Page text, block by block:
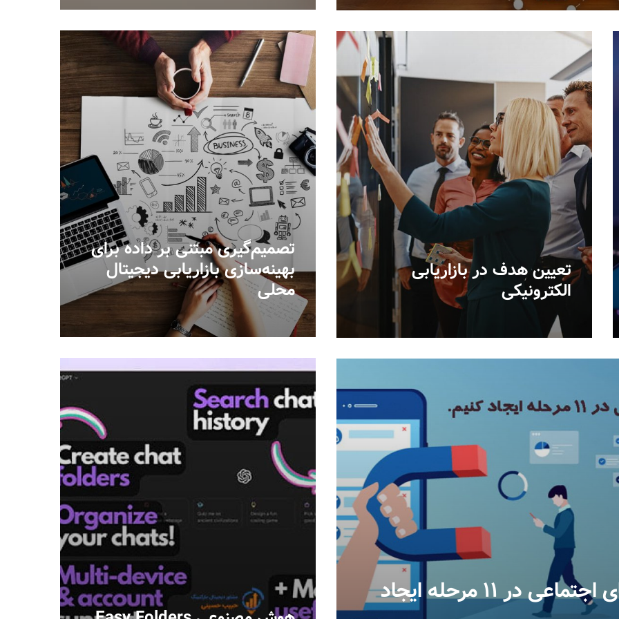
تصمیم‌گیری مبتنی بر داده برای
بهینه‌سازی بازاریابی دیجیتال
محلی
تعیین هدف در بازاریابی
الکترونیکی
چگونه یک استراتژی شبکه‌های اجتماعی در ۱۱ مرحله ایجاد